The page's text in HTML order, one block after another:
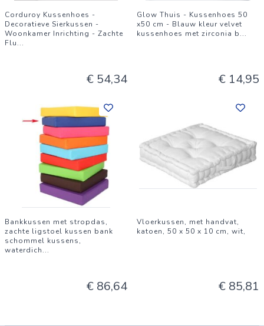
Corduroy Kussenhoes -
Decoratieve Sierkussen -
Woonkamer Inrichting - Zachte
Flu...
€ 54,34
Glow Thuis - Kussenhoes 50
x50 cm - Blauw kleur velvet
kussenhoes met zirconia b...
€ 14,95
Bankkussen met stropdas,
zachte ligstoel kussen bank
schommel kussens,
waterdich...
€ 86,64
Vloerkussen, met handvat,
katoen, 50 x 50 x 10 cm, wit,
€ 85,81